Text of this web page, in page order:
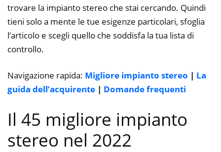
trovare la impianto stereo che stai cercando. Quindi
tieni solo a mente le tue esigenze particolari, sfoglia
l’articolo e scegli quello che soddisfa la tua lista di
controllo.
Navigazione rapida: Migliore impianto stereo | La
guida dell’acquirente | Domande frequenti
Il 45 migliore impianto
stereo nel 2022